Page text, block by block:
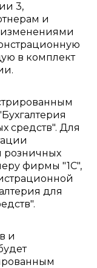
3,
и
изменениями
в комплект
средств". Для
розничных
фирмы "1С",
для
и